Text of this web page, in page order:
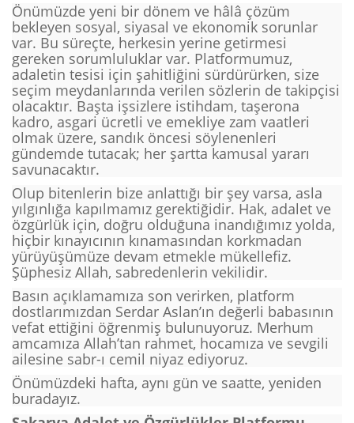
Önümüzde yeni bir dönem ve hâlâ çözüm
bekleyen sosyal, siyasal ve ekonomik sorunlar
var. Bu süreçte, herkesin yerine getirmesi
gereken sorumluluklar var. Platformumuz,
adaletin tesisi için şahitliğini sürdürürken, size
seçim meydanlarında verilen sözlerin de takipçisi
olacaktır. Başta işsizlere istihdam, taşerona
kadro, asgari ücretli ve emekliye zam vaatleri
olmak üzere, sandık öncesi söylenenleri
gündemde tutacak; her şartta kamusal yararı
savunacaktır.
Olup bitenlerin bize anlattığı bir şey varsa, asla
yılgınlığa kapılmamız gerektiğidir. Hak, adalet ve
özgürlük için, doğru olduğuna inandığımız yolda,
hiçbir kınayıcının kınamasından korkmadan
yürüyüşümüze devam etmekle mükellefiz.
Şüphesiz Allah, sabredenlerin vekilidir.
Basın açıklamamıza son verirken, platform
dostlarımızdan Serdar Aslan’ın değerli babasının
vefat ettiğini öğrenmiş bulunuyoruz. Merhum
amcamıza Allah’tan rahmet, hocamıza ve sevgili
ailesine sabr-ı cemil niyaz ediyoruz.
Önümüzdeki hafta, aynı gün ve saatte, yeniden
buradayız.